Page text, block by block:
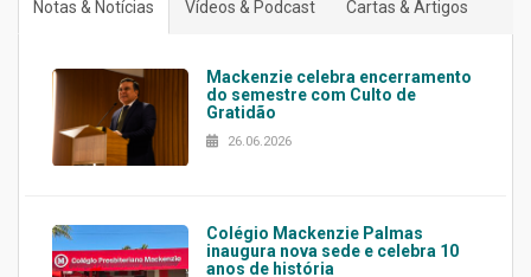
Notas & Notícias Vídeos & Podcast Cartas & Artigos
Mackenzie celebra encerramento
do semestre com Culto de
Gratidão
26.06.2026
Colégio Mackenzie Palmas
inaugura nova sede e celebra 10
anos de história